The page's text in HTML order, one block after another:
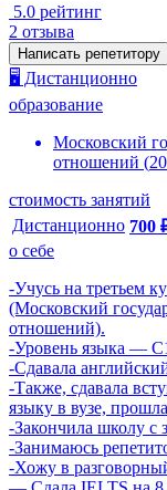
5.0 рейтинг
2 отзыва
Написать репетитору
🖥️ Дистанционно
образование
Московский
отношений (
стоимость занятий
Дистанционно 700
о себе
-Учусь на третьем
(Московский
отношений).
-Уровень языка —
-Сдавала
-Также, сдавала
языку в вузе,
-Закончила школу с
-Занимаюсь
-Хожу в